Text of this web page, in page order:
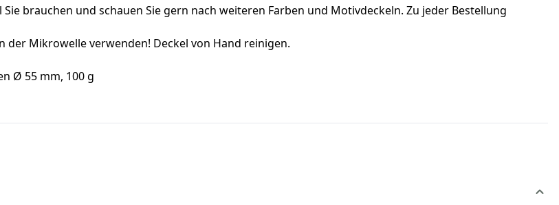
brauchen und schauen Sie gern nach weiteren Farben und Motivdeckeln. Zu jeder Bestellung
Mikrowelle verwenden! Deckel von Hand reinigen.
Ø 55 mm, 100 g